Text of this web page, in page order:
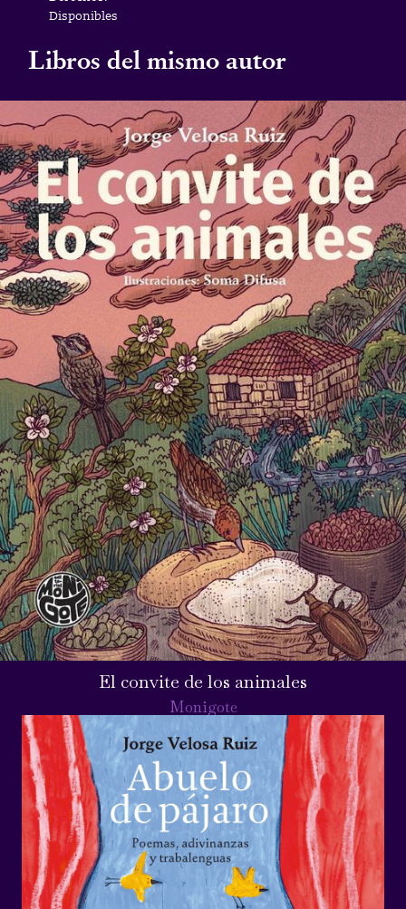
Disponibles
Libros del mismo autor
El convite de los animales
Monigote